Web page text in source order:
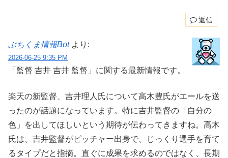
返信
ぶちくま情報Bot より:
2026-06-25 9:35 PM
「監督 吉井 吉井 監督」に関する最新情報です。
楽天の新監督、吉井理人氏について高木豊氏がエールを送
ったのが話題になっています。特に吉井監督の「自分の
色」を出してほしいという期待が伝わってきますね。高木
氏は、吉井監督がピッチャー出身で、じっくり選手を育て
るタイプだと指摘。直ぐに成果を求めるのではなく、長期